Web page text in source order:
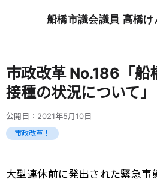
船橋市議会議員 高橋け
市政改革 No.186「船
接種の状況について」
公開日： 2021年5月10日
市政改革！
大型連休前に発出された緊急事